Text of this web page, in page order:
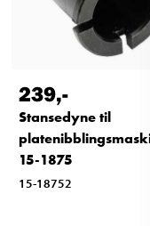
239,-
Stansedyne til
15-1875
15-18752